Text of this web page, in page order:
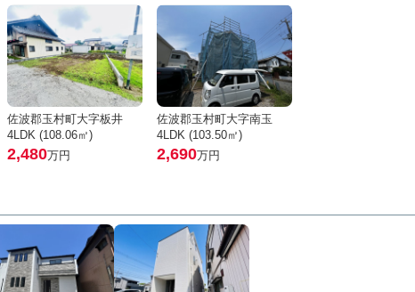
佐波郡玉村町大字板井
4LDK (108.06㎡)
2,480万円
佐波郡玉村町大字南玉
4LDK (103.50㎡)
2,690万円